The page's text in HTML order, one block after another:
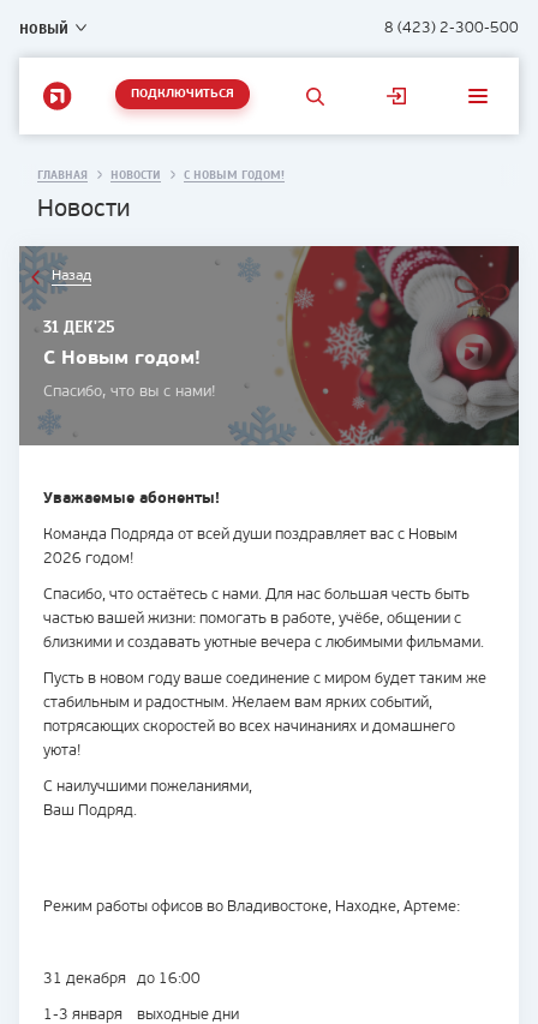
НОВЫЙ 8 (423) 2-300-500
ПОДКЛЮЧИТЬСЯ
ГЛАВНАЯ НОВОСТИ С НОВЫМ ГОДОМ!
Новости
Назад
31 ДЕК'25
С Новым годом!
Спасибо, что вы с нами!
Уважаемые абоненты!
Команда Подряда от всей души поздравляет вас с Новым
2026 годом!
Спасибо, что остаётесь с нами. Для нас большая честь быть
частью вашей жизни: помогать в работе, учёбе, общении с
близкими и создавать уютные вечера с любимыми фильмами.
Пусть в новом году ваше соединение с миром будет таким же
стабильным и радостным. Желаем вам ярких событий,
потрясающих скоростей во всех начинаниях и домашнего
уюта!
С наилучшими пожеланиями,
Ваш Подряд.
Режим работы офисов во Владивостоке, Находке, Артеме:
31 декабря до 16:00
1-3 января выходные дни